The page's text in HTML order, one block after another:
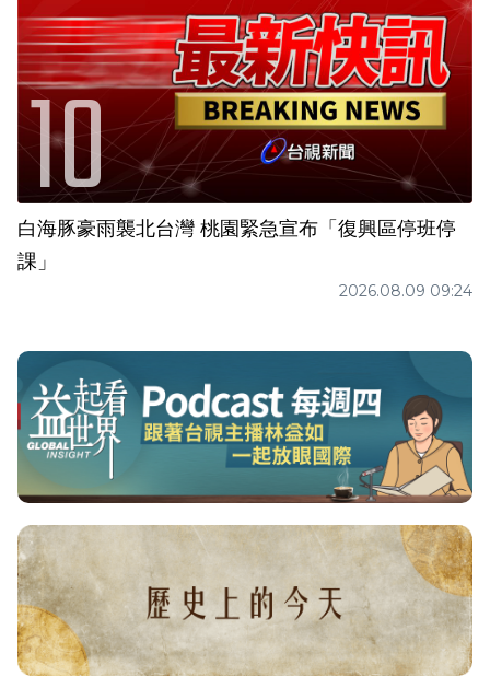
白海豚豪雨襲北台灣 桃園緊急宣布「復興區停班停
課」
2026.08.09 09:24